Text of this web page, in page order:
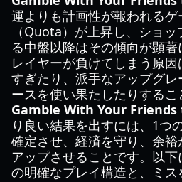
運よりも計画性が報われる
（Quota）が上昇し、ショ
る中盤以降はその傾向が顕
レイヤーが負けてしまう原因
すぎたり、派手なアップグ
ースを使い果たしたりするこ
Gamble With Your
り良い結果を出すには、1つ
確定させ、経済を守り、余
アップさせることです。以
の明確なプレイ構造と、ミ